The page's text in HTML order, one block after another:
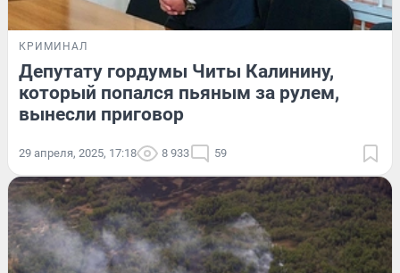
КРИМИНАЛ
Депутату гордумы Читы Калинину,
который попался пьяным за рулем,
вынесли приговор
29 апреля, 2025, 17:18 8 933 59